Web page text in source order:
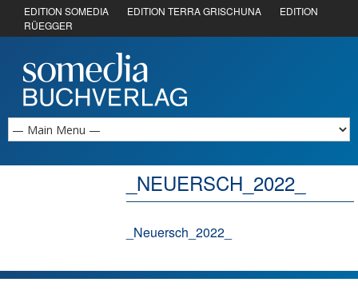
EDITION SOMEDIA EDITION TERRA GRISCHUNA
EDITION
RÜEGGER
_NEUERSCH_2022_
_Neuersch_2022_